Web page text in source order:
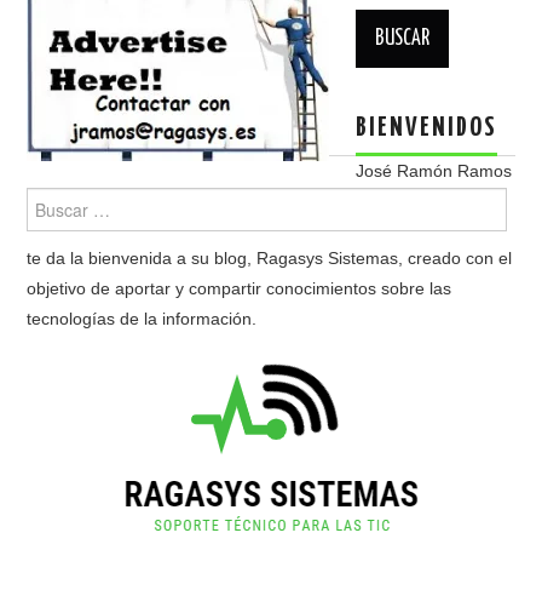
BIENVENIDOS
José Ramón Ramos
te da la bienvenida a su blog, Ragasys Sistemas, creado con el
objetivo de aportar y compartir conocimientos sobre las
tecnologías de la información.